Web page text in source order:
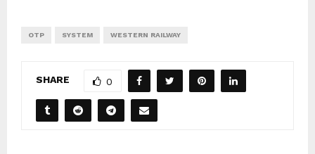
OTP SYSTEM WESTERN RAILWAY
SHARE 0